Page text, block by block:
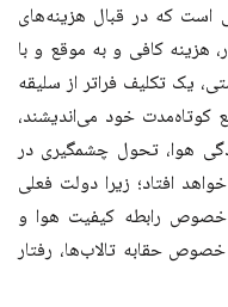
است که در قبال هزینه‌های
کافی و به موقع و با
یک تکلیف فراتر از سلیقه
خود می‌اندیشند،
هوا، تحول چشمگیری در
افتاد؛ زیرا دولت فعلی
رابطه کیفیت هوا و
حقابه تالاب‌ها، رفتار